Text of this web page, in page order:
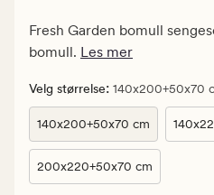
499,90
kr
Fresh Garden bomull
bomull. Les mer
Velg størrelse: 140x200+50x70
140x200+50x70 cm
200x220+50x70 cm